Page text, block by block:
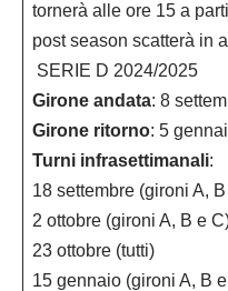
tornerà alle ore 15 a
post season scatterà in
SERIE D 2024/2025
Girone andata: 8
Girone ritorno: 5
Turni infrasettimanali:
18 settembre (gironi A,
2 ottobre (gironi A, B e
23 ottobre (tutti)
15 gennaio (gironi A, B